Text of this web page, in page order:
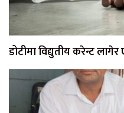
डोटीमा विद्युतीय करेन्ट